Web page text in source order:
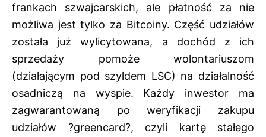
frankach szwajcarskich, ale płatność za nie
możliwa jest tylko za Bitcoiny. Część udziałów
została już wylicytowana, a dochód z ich
sprzedaży pomoże wolontariuszom
(działającym pod szyldem LSC) na działalność
osadniczą na wyspie. Każdy inwestor ma
zagwarantowaną po weryfikacji zakupu
udziałów ?greencard?, czyli kartę stałego